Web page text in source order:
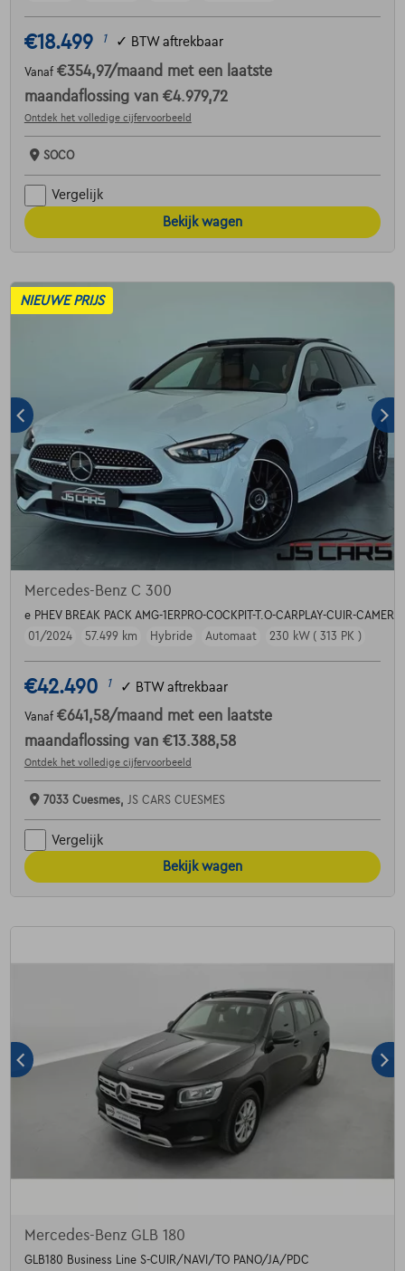
€18.499 1 ✓ BTW aftrekbaar
Vanaf €354,97/maand met een laatste
maandaflossing van €4.979,72
Ontdek het volledige cijfervoorbeeld
SOCO
Vergelijk
Bekijk wagen
NIEUWE PRIJS
Mercedes-Benz C 300
e PHEV BREAK PACK AMG-1ERPRO-COCKPIT-T.O-CARPLAY-CUIR-
01/2024
57.499 km Hybride Automaat 230 kW ( 313 PK )
€42.490 1 ✓ BTW aftrekbaar
Vanaf €641,58/maand met een laatste
maandaflossing van €13.388,58
Ontdek het volledige cijfervoorbeeld
7033 Cuesmes, JS CARS CUESMES
Vergelijk
Bekijk wagen
Mercedes-Benz GLB 180
GLB180 Business Line S-CUIR/NAVI/TO PANO/JA/PDC